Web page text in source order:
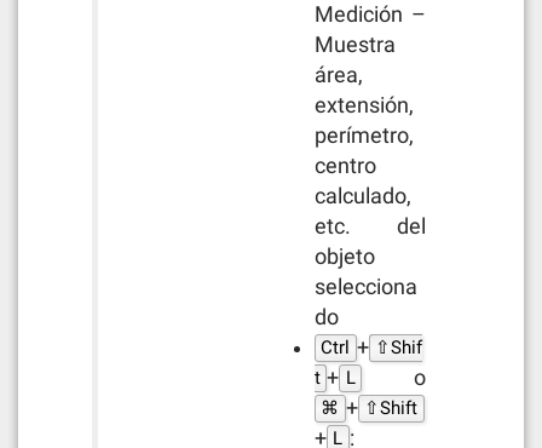
Medición –
Muestra
área,
extensión,
perímetro,
centro
calculado,
etc. del
objeto
selecciona
do
Ctrl + ⇧Shif
t + L o
⌘ + ⇧Shift
+ L :